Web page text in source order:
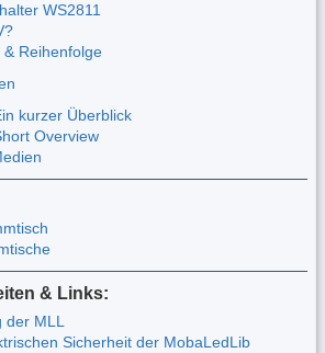
WS2811
Reihenfolge
kurzer Überblick
Overview
& Links:
MLL
Sicherheit der MobaLedLib